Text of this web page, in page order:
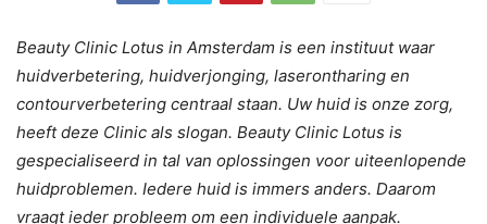
Beauty Clinic Lotus in Amsterdam is een instituut waar
huidverbetering, huidverjonging, laserontharing en
contourverbetering centraal staan. Uw huid is onze zorg,
heeft deze Clinic als slogan. Beauty Clinic Lotus is
gespecialiseerd in tal van oplossingen voor uiteenlopende
huidproblemen. Iedere huid is immers anders. Daarom
vraagt ieder probleem om een individuele aanpak.